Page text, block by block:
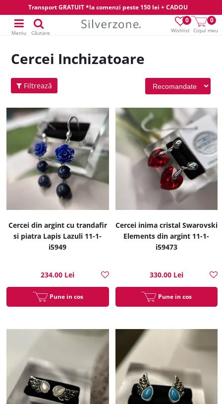
Transport GRATUIT *la comenzi peste 150 lei + CADOU
Wishlist
0
Coșul meu
0
Meniu Căutare
Cercei Inchizatoare
Filtrează
Cercei din argint cu trandafir
si piatra Lapis Lazuli 11-1-
i5949
234.00 Lei
Pune in cos
Cercei inima cristal Swarovski
Elements din argint 11-1-
i59473
330.00 Lei
Pune in cos